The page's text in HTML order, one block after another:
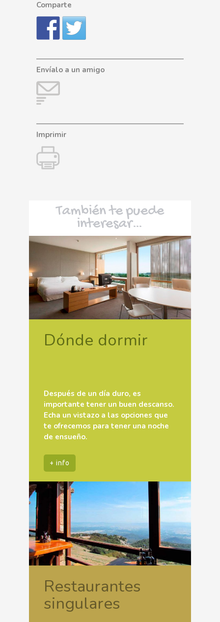
Comparte
Envíalo a un amigo
Imprimir
También te puede
interesar…
Dónde dormir
Después de un día duro, es
importante tener un buen descanso.
Echa un vistazo a las opciones que
te ofrecemos para tener una noche
de ensueño.
+ info
Restaurantes
singulares